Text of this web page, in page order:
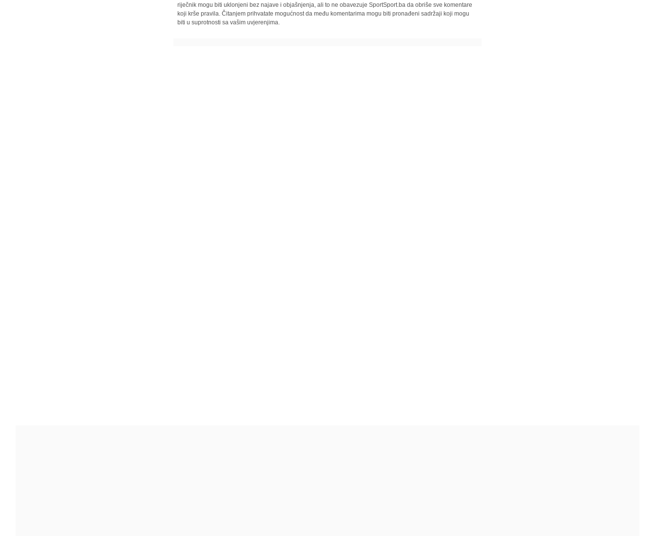
riječnik mogu biti uklonjeni bez najave i objašnjenja, ali to ne obavezuje SportSport.ba da obriše sve komentare
koji krše pravila. Čitanjem prihvatate mogućnost da među komentarima mogu biti pronađeni sadržaji koji mogu
biti u suprotnosti sa vašim uvjerenjima.